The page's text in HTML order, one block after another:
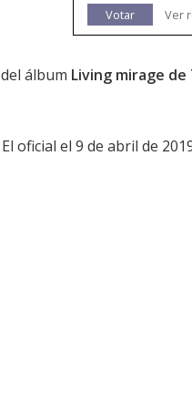
Votar
Ver
álbum Living mirage
oficial el 9 de abril de